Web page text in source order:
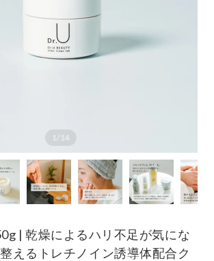
1/14
| 乾燥によるハリ不足が気にな
えるトレチノイン誘導体配合ク